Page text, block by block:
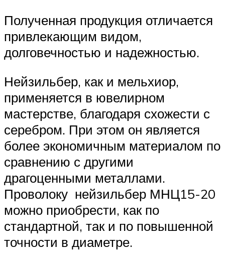
Полученная продукция отличается
привлекающим видом,
долговечностью и надежностью.
Нейзильбер, как и мельхиор,
применяется в ювелирном
мастерстве, благодаря схожести с
серебром. При этом он является
более экономичным материалом по
сравнению с другими
драгоценными металлами.
Проволоку нейзильбер МНЦ15-20
можно приобрести, как по
стандартной, так и по повышенной
точности в диаметре.